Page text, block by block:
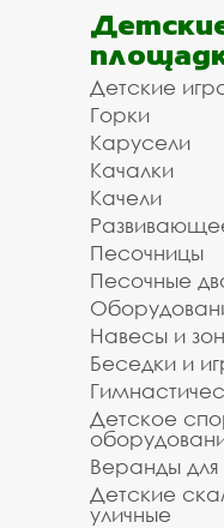
Детские
Горки
Карусели
Качалки
Качели
Песочницы
Песочные
Навесы и
Беседки и
Детское
Веранды для
Детские
уличные